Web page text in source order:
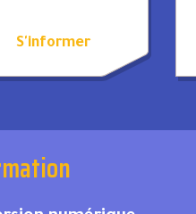
S'informer